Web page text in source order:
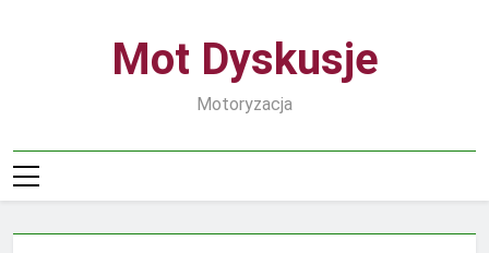
Mot Dyskusje
Motoryzacja